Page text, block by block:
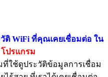
ติ WiFi ที่คุณเคยเชื่อมต่อ ใน
โปรแกรม
ที่ใช้ดูประวัติข้อมูลการเชื่อม